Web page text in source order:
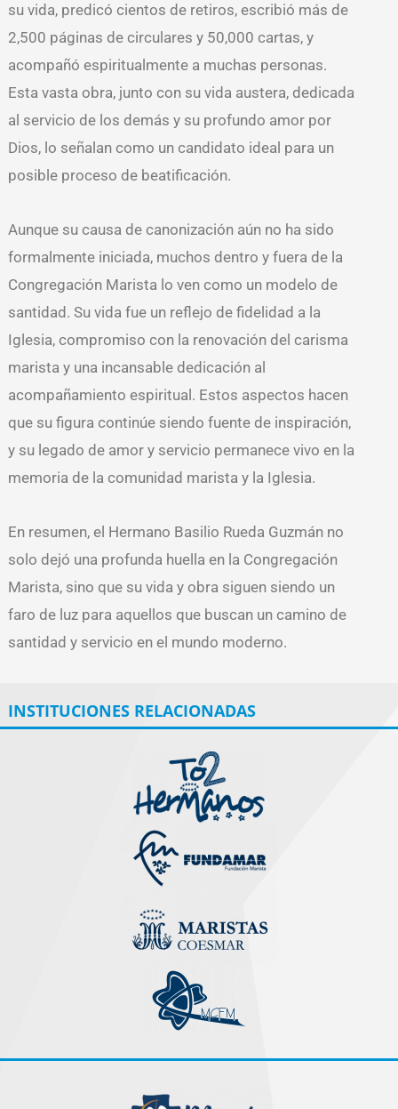
su vida, predicó cientos de retiros, escribió más de
2,500 páginas de circulares y 50,000 cartas, y
acompañó espiritualmente a muchas personas.
Esta vasta obra, junto con su vida austera, dedicada
al servicio de los demás y su profundo amor por
Dios, lo señalan como un candidato ideal para un
posible proceso de beatificación.
Aunque su causa de canonización aún no ha sido
formalmente iniciada, muchos dentro y fuera de la
Congregación Marista lo ven como un modelo de
santidad. Su vida fue un reflejo de fidelidad a la
Iglesia, compromiso con la renovación del carisma
marista y una incansable dedicación al
acompañamiento espiritual. Estos aspectos hacen
que su figura continúe siendo fuente de inspiración,
y su legado de amor y servicio permanece vivo en la
memoria de la comunidad marista y la Iglesia.
En resumen, el Hermano Basilio Rueda Guzmán no
solo dejó una profunda huella en la Congregación
Marista, sino que su vida y obra siguen siendo un
faro de luz para aquellos que buscan un camino de
santidad y servicio en el mundo moderno.
INSTITUCIONES RELACIONADAS